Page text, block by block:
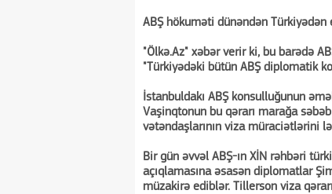
ABŞ hökuməti dünəndən
"Ölkə.Az" xəbər verir ki, bu barədə
"Türkiyədəki bütün ABŞ diplomatik
İstanbuldakı ABŞ konsulluğunun
Vaşinqtonun bu qərarı marağa
vətəndaşlarının viza müraciətlərini
Bir gün əvvəl ABŞ-ın XİN rəhbəri
açıqlamasına əsasən diplomatlar
müzakirə ediblər. Tillerson viza